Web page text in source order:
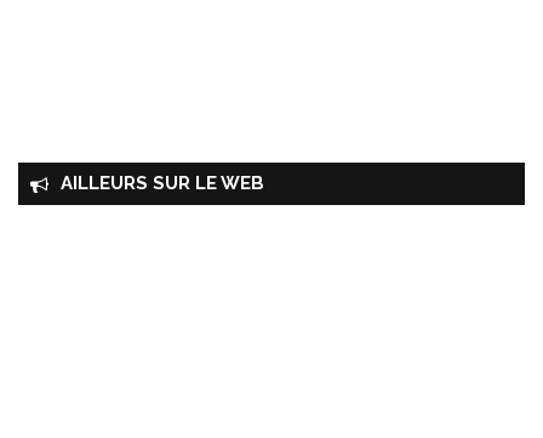
AILLEURS SUR LE WEB